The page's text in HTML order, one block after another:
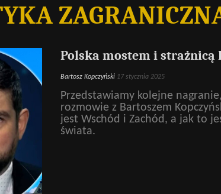
Polska mostem i strażnicą
Bartosz Kopczyński 17 stycznia 2025
Przedstawiamy kolejne
rozmowie z Bartoszem
jest Wschód i Zachód, a jak to
świata.